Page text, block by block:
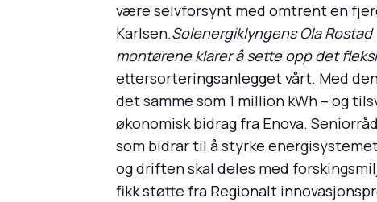
være selvforsynt med omtrent en
Karlsen.Solenergiklyngens Ola
montørene klarer å sette opp det
ettersorteringsanlegget vårt. Med
det samme som 1 million kWh – og
økonomisk bidrag fra Enova.
som bidrar til å styrke
og driften skal deles med
fikk støtte fra Regionalt